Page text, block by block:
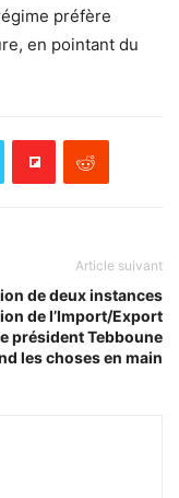
préfère
en pointant du
Article suivant
de deux instances
de l’Import/Export
président Tebboune
les choses en main